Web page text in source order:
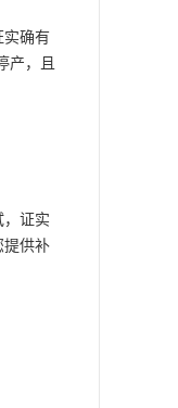
实确有
产，且
，证实
提供补